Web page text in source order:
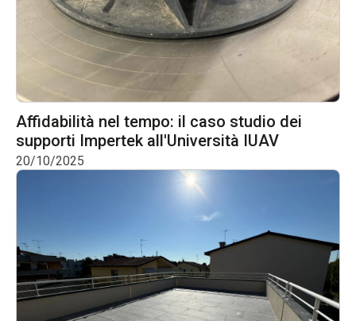
Affidabilità nel tempo: il caso studio dei
supporti Impertek all'Università IUAV
20/10/2025